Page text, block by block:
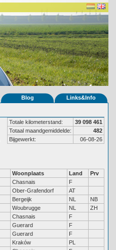
Blog Links&Info
Totale kilometerstand:
39 098 461
Totaal maandgemiddelde:
482
Bijgewerkt:
06-08-26
Woonplaats Land
Prv
Chasnais
F
Ober-Grafendorf
AT
Bergeijk NL
NB
Woubrugge NL
ZH
Chasnais
F
Guerard
F
Guerard
F
Kraków
PL